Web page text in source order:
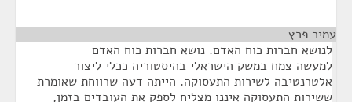
עמיר פרץ
לנושא חברות כוח האדם. נושא חברות כוח האדם
למעשה צמח במשק הישראלי בהיסטוריה ככלי ליצור
אלטרנטיבה לשירות התעסוקה. הייתה דעה שרווחת שאומרת
ששירות התעסוקה איננו מצליח לספק את העובדים בזמן,